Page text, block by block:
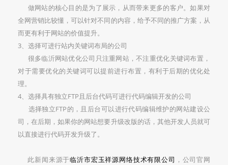
做网站的核心目的是为了展示，从而带来更多的客户。如果对
全网营销比较懂，可以针对不同的内容，给予不同的推广方案，从
而更有利于网站的价值提升。
3、选择可进行站内关键词布局的公司
很多临沂网站优化公司只注重网站，不注重优化关键词布置，
对于需要优化的关键词可以提前进行布置，有利于后期的优化处
理。
4、选择具有独立FTP且后台代码可进行代码编辑开发的公司
选择独立FTP的，且后台可以进行代码编辑维护的网站建设公
司，在后期，如果你的网站想要升级改版的话，其他开发人员就可
以直接进行代码开发升级了。
此新闻来源于临沂市宏玉祥源网络技术有限公司 ，公司官网